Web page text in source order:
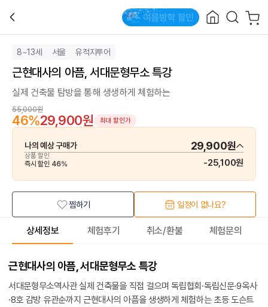
8~13세 서울 유적지투어
근현대사의 아픔, 서대문형무소 특강
실제 건축물 탐방을 통해 생생하게 체험하는
55,000원
46%29,900원 최대 할인가
나의 예상 구매가 29,900원
상품 할인
즉시 할인 46% -25,100원
찜하기 일정이 없나요?
상세정보 체험후기 취소/환불 체험문의
근현대사의 아픔, 서대문형무소 특강
서대문형무소역사관 실제 건축물을 직접 걸으며 독립협회·독립신문·9옥사
·8호 감방 유관순까지 근현대사의 아픔을 생생하게 체험하는 초등 도슨트